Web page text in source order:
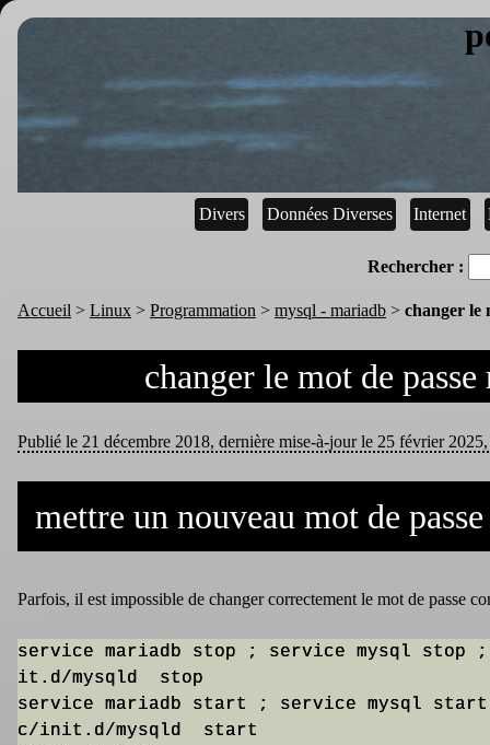
Divers Données Diverses Internet
Rechercher :
Accueil > Linux > Programmation > mysql - mariadb > changer le
changer le mot de
Publié le 21 décembre 2018, dernière mise-à-jour le 25 février
mettre un nouveau mot de
Parfois, il est impossible de changer correctement le mot de passe
service mariadb stop ; service mysql
it.d/mysqld  stop
service mariadb start ; service mysql
c/init.d/mysqld  start